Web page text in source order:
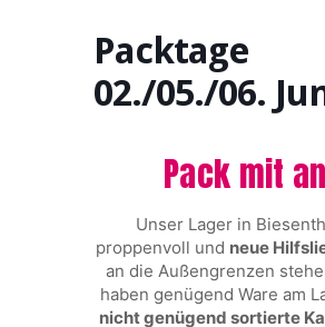
Packtage
02./05./06.
Pack mit
Unser Lager in
proppenvoll und neue
an die Außengrenzen
haben genügend Ware am
nicht genügend sortierte